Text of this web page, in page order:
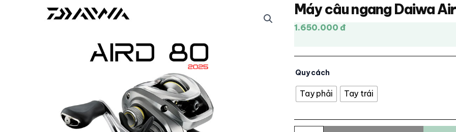
Máy câu ngang Daiwa
1.650.000 đ
Quy cách
Tay phải Tay trái